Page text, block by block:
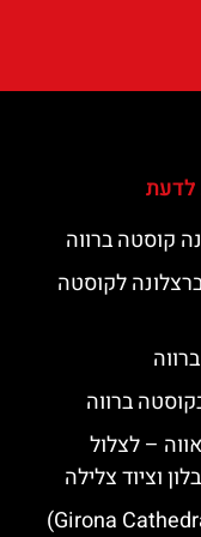
קוסטה ברווה
לקוסטה
ברווה
– לצלול
וציוד צלילה
קתדרלת גירונה (Girona Cathedral)